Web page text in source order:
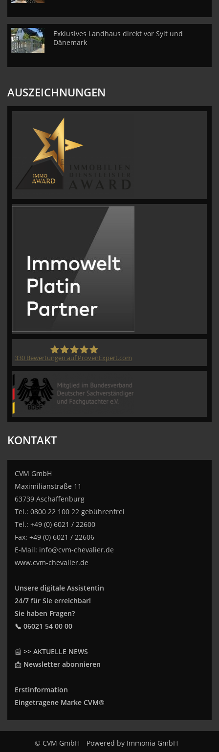
Exklusives Landhaus direkt vor Sylt und
Dänemark
AUSZEICHNUNGEN
330 Bewertungen auf ProvenExpert.com
KONTAKT
CVM GmbH
Maximilianstraße 11
63739 Aschaffenburg
Tel.: 0800 22 100 22 gebührenfrei
Tel.: +49 (0) 6021 / 22600
Fax: +49 (0) 6021 / 22606
E-Mail: info@cvm-chevalier.de
www.cvm-chevalier.de
Unsere digitale Assistentin
24/7 für Sie erreichbar!
Sie haben Fragen?
📞 06021 54 00 00
📰 >> AKTUELLE NEWS
📩 Newsletter abonnieren
Erstinformation
Eingetragene Marke CVM®
© CVM GmbH Powered by Immonia GmbH